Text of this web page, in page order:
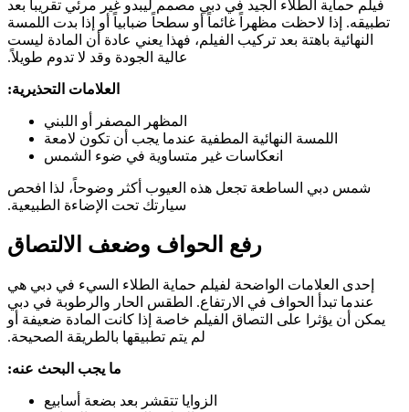
فيلم حماية الطلاء الجيد في دبي مصمم ليبدو غير مرئي تقريباً بعد
تطبيقه. إذا لاحظت مظهراً غائماً أو سطحاً ضبابياً أو إذا بدت اللمسة
النهائية باهتة بعد تركيب الفيلم، فهذا يعني عادة أن المادة ليست
عالية الجودة وقد لا تدوم طويلاً.
العلامات التحذيرية:
المظهر المصفر أو اللبني
اللمسة النهائية المطفية عندما يجب أن تكون لامعة
انعكاسات غير متساوية في ضوء الشمس
شمس دبي الساطعة تجعل هذه العيوب أكثر وضوحاً، لذا افحص
سيارتك تحت الإضاءة الطبيعية.
رفع الحواف وضعف الالتصاق
إحدى العلامات الواضحة لفيلم حماية الطلاء السيء في دبي هي
عندما تبدأ الحواف في الارتفاع. الطقس الحار والرطوبة في دبي
يمكن أن يؤثرا على التصاق الفيلم خاصة إذا كانت المادة ضعيفة أو
لم يتم تطبيقها بالطريقة الصحيحة.
ما يجب البحث عنه:
الزوايا تتقشر بعد بضعة أسابيع